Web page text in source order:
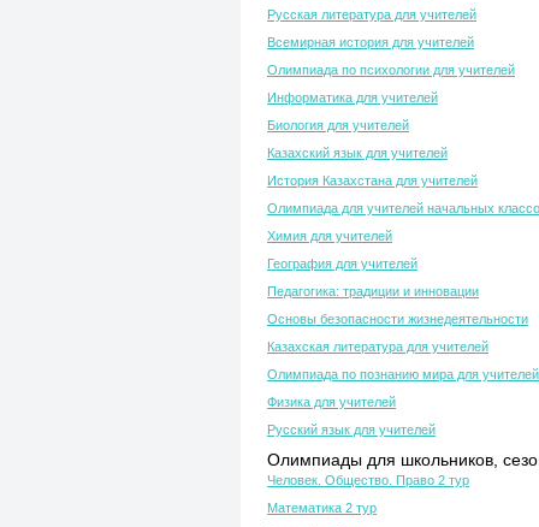
Русская литература для учителей
Всемирная история для учителей
Олимпиада по психологии для учителей
Информатика для учителей
Биология для учителей
Казахский язык для учителей
История Казахстана для учителей
Олимпиада для учителей начальных
Химия для учителей
География для учителей
Педагогика: традиции и инновации
Основы безопасности жизнедеятельности
Казахская литература для учителей
Олимпиада по познанию мира для учителей
Физика для учителей
Русский язык для учителей
Олимпиады для школьников,
Человек. Общество. Право 2 тур
Математика 2 тур